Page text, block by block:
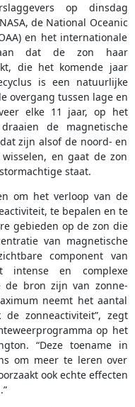
op dinsdag
de National Oceanic
en het internationale
dat de zon haar
die het komende jaar
is een natuurlijke
overgang tussen lage en
elke 11 jaar, op het
de magnetische
zijn alsof de noord- en
en gaat de zon
staat.
om het verloop van de
te bepalen en te
gebieden op de zon die
van magnetische
component van
intense en complexe
de bron zijn van zonne-
neemt het aantal
zonneactiviteit”, zegt
op het
“Deze toename in
om meer te leren over
ook echte effecten